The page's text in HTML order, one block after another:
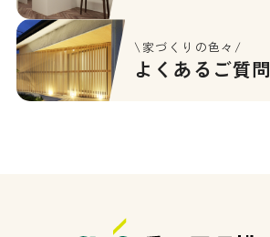
\家づくりの色々/
よくあるご質問